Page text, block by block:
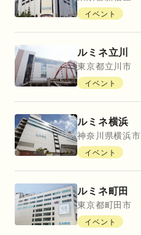
イベント
ルミネ立川
東京都立川市
イベント
ルミネ横浜
神奈川県横浜市
イベント
ルミネ町田
東京都町田市
イベント